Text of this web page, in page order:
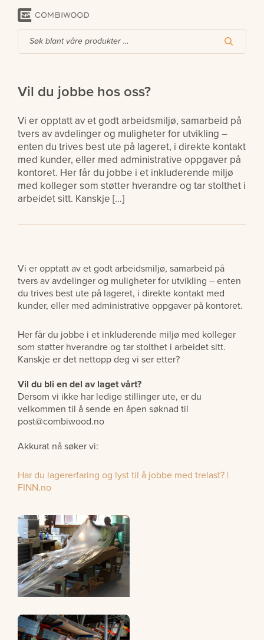
Vil du jobbe hos oss?
Vi er opptatt av et godt arbeidsmiljø, samarbeid på
tvers av avdelinger og muligheter for utvikling –
enten du trives best ute på lageret, i direkte kontakt
med kunder, eller med administrative oppgaver på
kontoret. Her får du jobbe i et inkluderende miljø
med kolleger som støtter hverandre og tar stolthet i
arbeidet sitt. Kanskje […]
Vi er opptatt av et godt arbeidsmiljø, samarbeid på
tvers av avdelinger og muligheter for utvikling – enten
du trives best ute på lageret, i direkte kontakt med
kunder, eller med administrative oppgaver på kontoret.
Her får du jobbe i et inkluderende miljø med kolleger
som støtter hverandre og tar stolthet i arbeidet sitt.
Kanskje er det nettopp deg vi ser etter?
Vil du bli en del av laget vårt?
Dersom vi ikke har ledige stillinger ute, er du
velkommen til å sende en åpen søknad til
post@combiwood.no
Akkurat nå søker vi:
Har du lagererfaring og lyst til å jobbe med trelast? |
FINN.no